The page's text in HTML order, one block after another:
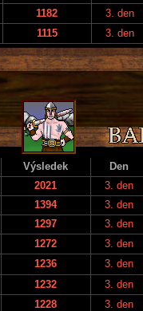
1182
3. den
1115 3. den
Výsledek
Den
2021
3. den
1394
3. den
1297
3. den
1272
3. den
1236
3. den
1232
3. den
1228
3. den